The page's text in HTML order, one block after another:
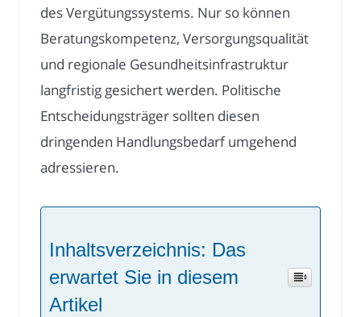
des Vergütungssystems. Nur so können
Beratungskompetenz, Versorgungsqualität
und regionale Gesundheitsinfrastruktur
langfristig gesichert werden. Politische
Entscheidungsträger sollten diesen
dringenden Handlungsbedarf umgehend
adressieren.
Inhaltsverzeichnis: Das
erwartet Sie in diesem
Artikel